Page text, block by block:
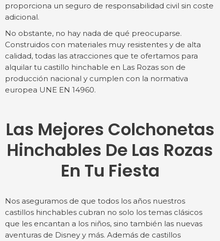
proporciona un seguro de responsabilidad civil sin coste
adicional.
No obstante, no hay nada de qué preocuparse.
Construidos con materiales muy resistentes y de alta
calidad, todas las atracciones que te ofertamos para
alquilar tu castillo hinchable en Las Rozas son de
producción nacional y cumplen con la normativa
europea UNE EN 14960.
Las Mejores Colchonetas
Hinchables De Las Rozas
En Tu Fiesta
Nos aseguramos de que todos los años nuestros
castillos hinchables cubran no solo los temas clásicos
que les encantan a los niños, sino también las nuevas
aventuras de Disney y más. Además de castillos